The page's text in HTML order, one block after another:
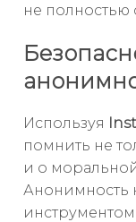
не полностью
Используя
помнить не
и о
Анонимность